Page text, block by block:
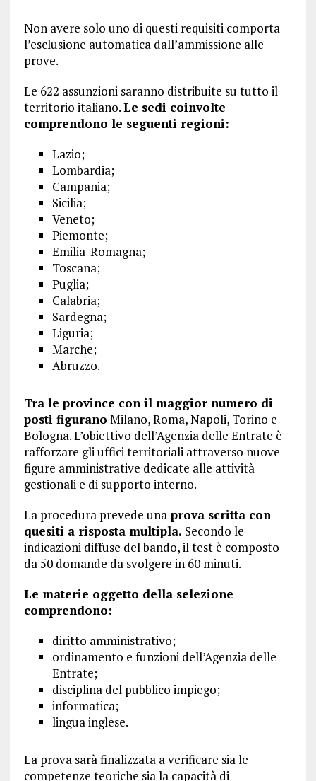
Non avere solo uno di questi requisiti comporta
l’esclusione automatica dall’ammissione alle
prove.
Le 622 assunzioni saranno distribuite su tutto il
territorio italiano.Le sedi coinvolte
comprendono le seguenti regioni:
Lazio;
Lombardia;
Campania;
Sicilia;
Veneto;
Piemonte;
Emilia-Romagna;
Toscana;
Puglia;
Calabria;
Sardegna;
Liguria;
Marche;
Abruzzo.
Tra le province con il maggior numero di
posti figurano Milano, Roma, Napoli, Torino e
Bologna. L’obiettivo dell’Agenzia delle Entrate è
rafforzare gli uffici territoriali attraverso nuove
figure amministrative dedicate alle attività
gestionali e di supporto interno.
La procedura prevede unaprova scritta con
quesiti a risposta multipla. Secondo le
indicazioni diffuse del bando, il test è composto
da 50 domande da svolgere in 60 minuti.
Le materie oggetto della selezione
comprendono:
diritto amministrativo;
ordinamento e funzioni dell’Agenzia delle
Entrate;
disciplina del pubblico impiego;
informatica;
lingua inglese.
La prova sarà finalizzata a verificare sia le
competenze teoriche sia la capacità di